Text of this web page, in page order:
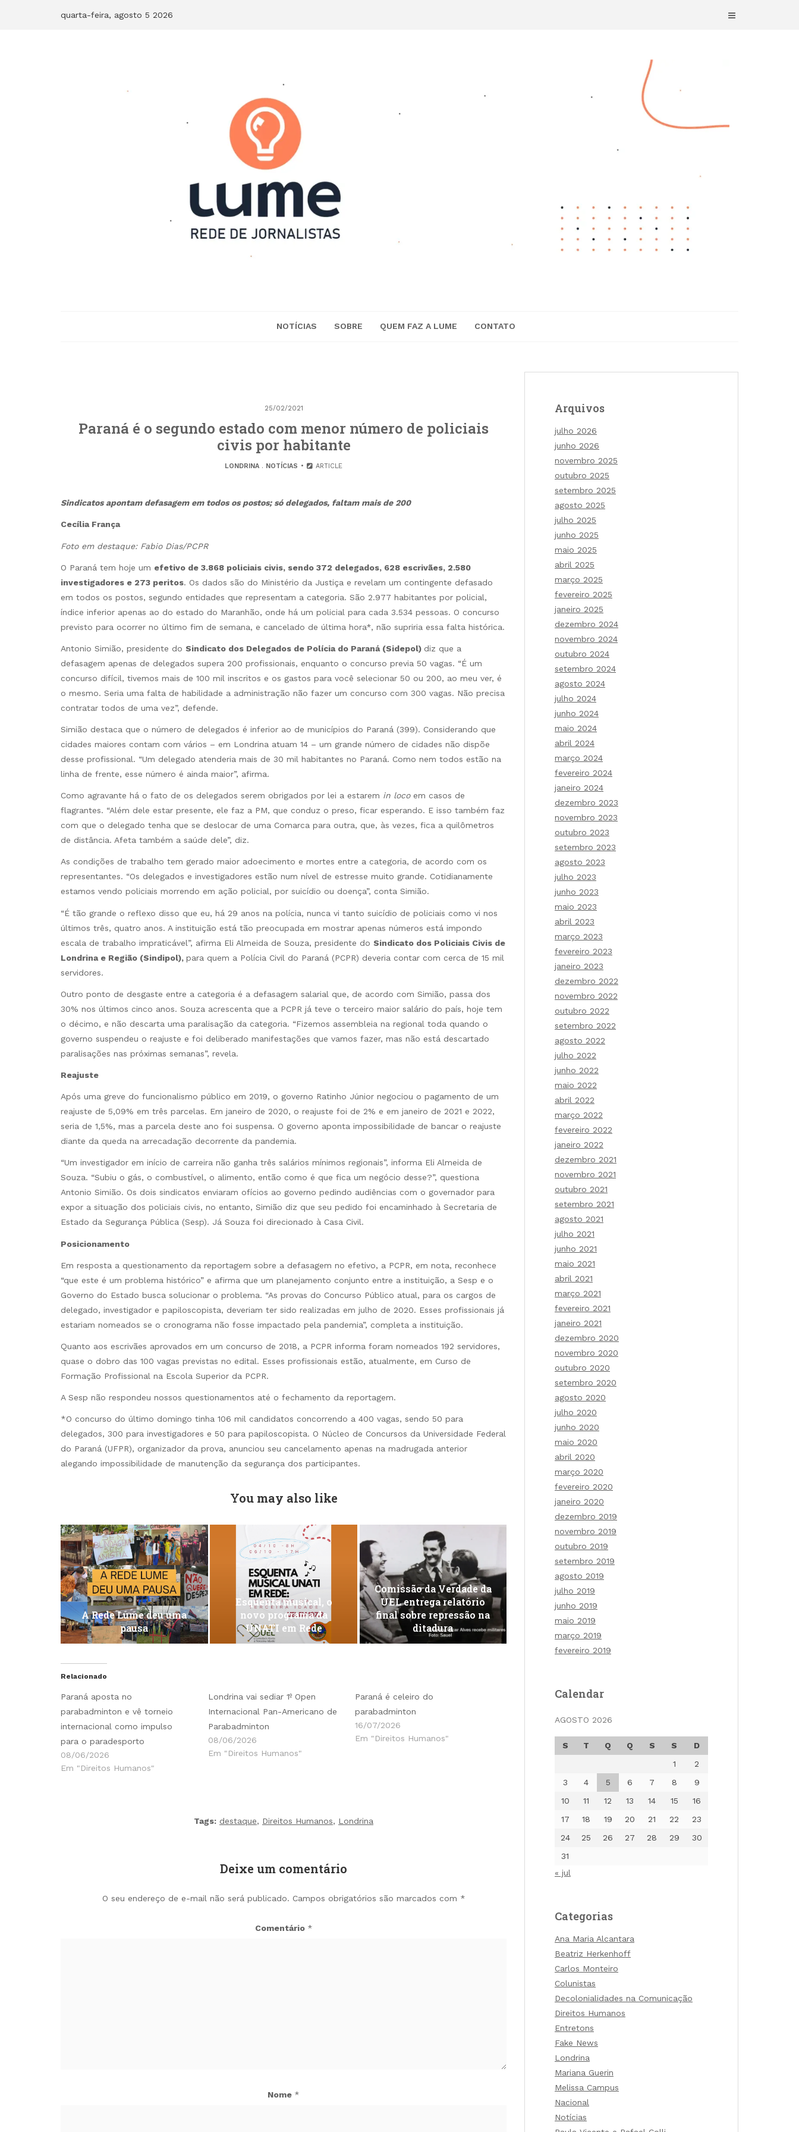
quarta-feira, agosto 5 2026
NOTÍCIAS SOBRE QUEM FAZ A LUME CONTATO
25/02/2021
Paraná é o segundo estado com menor número de policiais
civis por habitante
LONDRINA. NOTÍCIAS ARTICLE
Sindicatos apontam defasagem em todos os postos; só delegados, faltam mais de 200
Cecília França
Foto em destaque: Fabio Dias/PCPR
O Paraná tem hoje um efetivo de 3.868 policiais civis, sendo 372 delegados, 628 escrivães, 2.580
investigadores e 273 peritos. Os dados são do Ministério da Justiça e revelam um contingente defasado
em todos os postos, segundo entidades que representam a categoria. São 2.977 habitantes por policial,
índice inferior apenas ao do estado do Maranhão, onde há um policial para cada 3.534 pessoas. O concurso
previsto para ocorrer no último fim de semana, e cancelado de última hora*, não supriria essa falta histórica.
Antonio Simião, presidente do Sindicato dos Delegados de Polícia do Paraná (Sidepol) diz que a
defasagem apenas de delegados supera 200 profissionais, enquanto o concurso previa 50 vagas. “É um
concurso difícil, tivemos mais de 100 mil inscritos e os gastos para você selecionar 50 ou 200, ao meu ver, é
o mesmo. Seria uma falta de habilidade a administração não fazer um concurso com 300 vagas. Não precisa
contratar todos de uma vez”, defende.
Simião destaca que o número de delegados é inferior ao de municípios do Paraná (399). Considerando que
cidades maiores contam com vários – em Londrina atuam 14 – um grande número de cidades não dispõe
desse profissional. “Um delegado atenderia mais de 30 mil habitantes no Paraná. Como nem todos estão na
linha de frente, esse número é ainda maior”, afirma.
Como agravante há o fato de os delegados serem obrigados por lei a estarem in loco em casos de
flagrantes. “Além dele estar presente, ele faz a PM, que conduz o preso, ficar esperando. E isso também faz
com que o delegado tenha que se deslocar de uma Comarca para outra, que, às vezes, fica a quilômetros
de distância. Afeta também a saúde dele”, diz.
As condições de trabalho tem gerado maior adoecimento e mortes entre a categoria, de acordo com os
representantes. “Os delegados e investigadores estão num nível de estresse muito grande. Cotidianamente
estamos vendo policiais morrendo em ação policial, por suicídio ou doença”, conta Simião.
“É tão grande o reflexo disso que eu, há 29 anos na polícia, nunca vi tanto suicídio de policiais como vi nos
últimos três, quatro anos. A instituição está tão preocupada em mostrar apenas números está impondo
escala de trabalho impraticável”, afirma Eli Almeida de Souza, presidente do Sindicato dos Policiais Civis de
Londrina e Região (Sindipol), para quem a Polícia Civil do Paraná (PCPR) deveria contar com cerca de 15 mil
servidores.
Outro ponto de desgaste entre a categoria é a defasagem salarial que, de acordo com Simião, passa dos
30% nos últimos cinco anos. Souza acrescenta que a PCPR já teve o terceiro maior salário do país, hoje tem
o décimo, e não descarta uma paralisação da categoria. “Fizemos assembleia na regional toda quando o
governo suspendeu o reajuste e foi deliberado manifestações que vamos fazer, mas não está descartado
paralisações nas próximas semanas”, revela.
Reajuste
Após uma greve do funcionalismo público em 2019, o governo Ratinho Júnior negociou o pagamento de um
reajuste de 5,09% em três parcelas. Em janeiro de 2020, o reajuste foi de 2% e em janeiro de 2021 e 2022,
seria de 1,5%, mas a parcela deste ano foi suspensa. O governo aponta impossibilidade de bancar o reajuste
diante da queda na arrecadação decorrente da pandemia.
“Um investigador em início de carreira não ganha três salários mínimos regionais”, informa Eli Almeida de
Souza. “Subiu o gás, o combustível, o alimento, então como é que fica um negócio desse?”, questiona
Antonio Simião. Os dois sindicatos enviaram ofícios ao governo pedindo audiências com o governador para
expor a situação dos policiais civis, no entanto, Simião diz que seu pedido foi encaminhado à Secretaria de
Estado da Segurança Pública (Sesp). Já Souza foi direcionado à Casa Civil.
Posicionamento
Em resposta a questionamento da reportagem sobre a defasagem no efetivo, a PCPR, em nota, reconhece
“que este é um problema histórico” e afirma que um planejamento conjunto entre a instituição, a Sesp e o
Governo do Estado busca solucionar o problema. “As provas do Concurso Público atual, para os cargos de
delegado, investigador e papiloscopista, deveriam ter sido realizadas em julho de 2020. Esses profissionais já
estariam nomeados se o cronograma não fosse impactado pela pandemia”, completa a instituição.
Quanto aos escrivães aprovados em um concurso de 2018, a PCPR informa foram nomeados 192 servidores,
quase o dobro das 100 vagas previstas no edital. Esses profissionais estão, atualmente, em Curso de
Formação Profissional na Escola Superior da PCPR.
A Sesp não respondeu nossos questionamentos até o fechamento da reportagem.
*O concurso do último domingo tinha 106 mil candidatos concorrendo a 400 vagas, sendo 50 para
delegados, 300 para investigadores e 50 para papiloscopista. O Núcleo de Concursos da Universidade Federal
do Paraná (UFPR), organizador da prova, anunciou seu cancelamento apenas na madrugada anterior
alegando impossibilidade de manutenção da segurança dos participantes.
You may also like
A Rede Lume deu uma
pausa
Esquenta musical, o
novo programa da
UNATI em Rede
Comissão da Verdade da
UEL entrega relatório
final sobre repressão na
ditadura
Relacionado
Paraná aposta no
parabadminton e vê torneio
internacional como impulso
para o paradesporto
08/06/2026
Em "Direitos Humanos"
Londrina vai sediar 1º Open
Internacional Pan-Americano de
Parabadminton
08/06/2026
Em "Direitos Humanos"
Paraná é celeiro do
parabadminton
16/07/2026
Em "Direitos Humanos"
Tags: destaque, Direitos Humanos, Londrina
Deixe um comentário
O seu endereço de e-mail não será publicado. Campos obrigatórios são marcados com *
Comentário *
Nome *
Arquivos
julho 2026
junho 2026
novembro 2025
outubro 2025
setembro 2025
agosto 2025
julho 2025
junho 2025
maio 2025
abril 2025
março 2025
fevereiro 2025
janeiro 2025
dezembro 2024
novembro 2024
outubro 2024
setembro 2024
agosto 2024
julho 2024
junho 2024
maio 2024
abril 2024
março 2024
fevereiro 2024
janeiro 2024
dezembro 2023
novembro 2023
outubro 2023
setembro 2023
agosto 2023
julho 2023
junho 2023
maio 2023
abril 2023
março 2023
fevereiro 2023
janeiro 2023
dezembro 2022
novembro 2022
outubro 2022
setembro 2022
agosto 2022
julho 2022
junho 2022
maio 2022
abril 2022
março 2022
fevereiro 2022
janeiro 2022
dezembro 2021
novembro 2021
outubro 2021
setembro 2021
agosto 2021
julho 2021
junho 2021
maio 2021
abril 2021
março 2021
fevereiro 2021
janeiro 2021
dezembro 2020
novembro 2020
outubro 2020
setembro 2020
agosto 2020
julho 2020
junho 2020
maio 2020
abril 2020
março 2020
fevereiro 2020
janeiro 2020
dezembro 2019
novembro 2019
outubro 2019
setembro 2019
agosto 2019
julho 2019
junho 2019
maio 2019
março 2019
fevereiro 2019
Calendar
AGOSTO 2026
S T Q Q S S
D
1
2
3
4 5 6 7 8
9
10
11 12 13 14 15
16
17
18 19 20 21 22
23
24
25 26 27 28 29
30
31
« jul
Categorias
Ana Maria Alcantara
Beatriz Herkenhoff
Carlos Monteiro
Colunistas
Decolonialidades na Comunicação
Direitos Humanos
Entretons
Fake News
Londrina
Mariana Guerin
Melissa Campus
Nacional
Notícias